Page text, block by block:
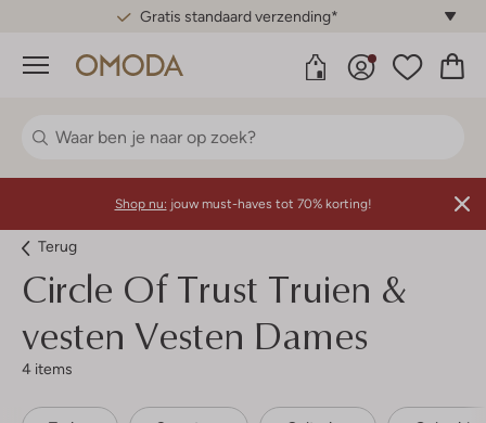
Gratis standaard verzending*
Menu
Shop nu: jouw must-haves tot 70% korting!
Terug
Circle Of Trust Truien &
vesten Vesten Dames
4 items